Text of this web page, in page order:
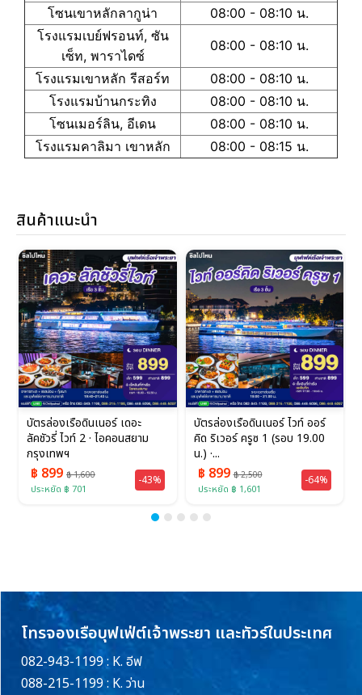
โซนเขาหลักลากูน่า
08:00 - 08:10 น.
โรงแรมเบย์ฟรอนท์, ซัน
เซ็ท, พาราไดซ์
08:00 - 08:10 น.
โรงแรมเขาหลัก รีสอร์ท
08:00 - 08:10 น.
โรงแรมบ้านกระทิง
08:00 - 08:10 น.
โซนเมอร์ลิน, อีเดน
08:00 - 08:10 น.
โรงแรมคาลิมา เขาหลัก
08:00 - 08:15 น.
สินค้าแนะนำ
บัตรล่องเรือดินเนอร์ เดอะ
ลัคชัวรี่ ไวท์ 2 · ไอคอนสยาม
กรุงเทพฯ
฿ 899 ฿ 1,600
ประหยัด ฿ 701
-43%
บัตรล่องเรือดินเนอร์ ไวท์ ออร์
คิด ริเวอร์ ครูซ 1 (รอบ 19.00
น.) ·...
฿ 899฿ 2,500
ประหยัด ฿ 1,601
-64%
โทรจองเรือบุฟเฟ่ต์เจ้าพระยา และทัวร์ในประเทศ
082-943-1199 : K. อีฟ
088-215-1199 : K. ว่าน